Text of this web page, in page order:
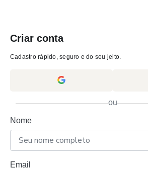
Criar conta
Cadastro rápido, seguro e do seu jeito.
ou
Nome
Email